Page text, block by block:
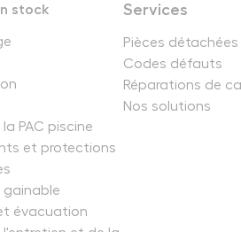
stock
PAC piscine
et protections
gainable
évacuation
Services
Pièces détachées
Codes défauts
Réparations de
Nos solutions